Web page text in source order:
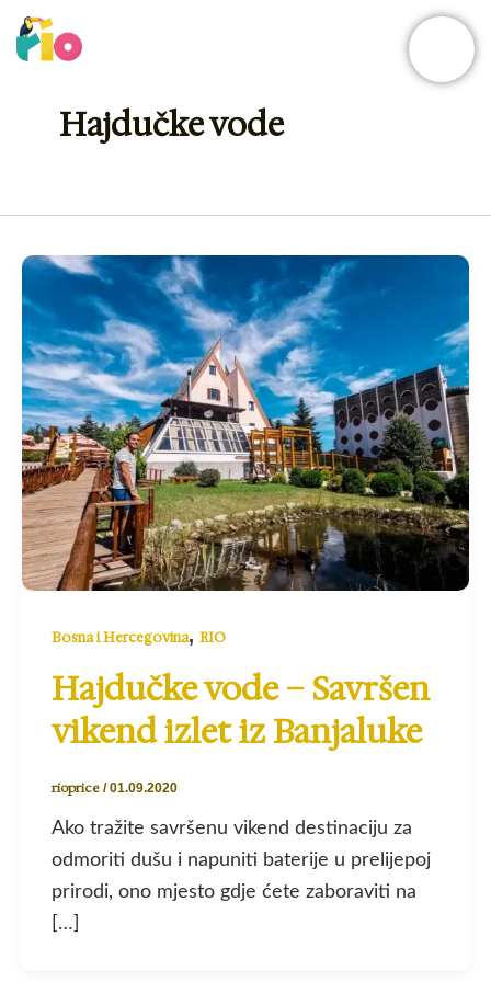
Skip
to
Hajdučke vode
Bosna i Hercegovina, RIO
Hajdučke vode – Savršen
vikend izlet iz Banjaluke
rioprice /01.09.2020
Ako tražite savršenu vikend destinaciju za
odmoriti dušu i napuniti baterije u prelijepoj
prirodi, ono mjesto gdje ćete zaboraviti na
[…]